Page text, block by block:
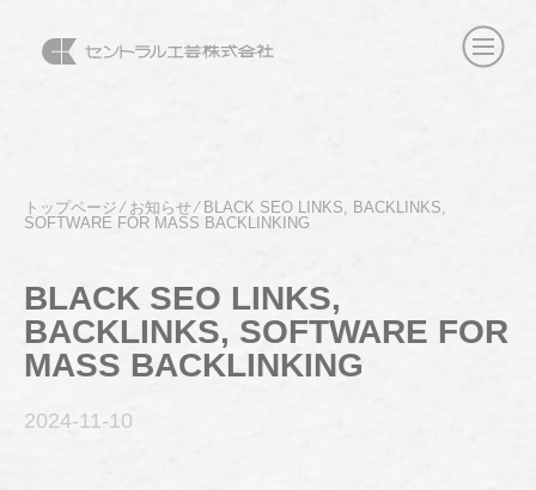
トップページ⁄ お知らせ⁄ BLACK SEO LINKS, BACKLINKS,
SOFTWARE FOR MASS BACKLINKING
BLACK SEO LINKS,
BACKLINKS, SOFTWARE FOR
MASS BACKLINKING
2024-11 -10